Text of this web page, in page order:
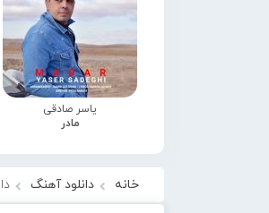
یاسر صادقی
مادر
خانه دانلود آهنگ